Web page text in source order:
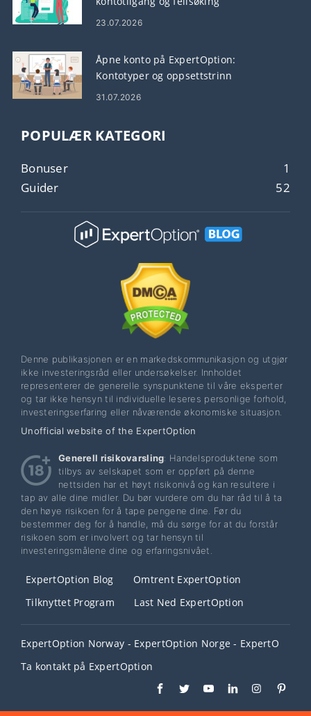
23.07.2026
Åpne konto på ExpertOption:
Kontotyper og oppsettstrinn
31.07.2026
POPULÆR KATEGORI
Bonuser
1
Guider
52
Denne publikasjonen er en markedskommunikasjon og utgjør
ikke investeringsråd eller undersøkelser. Innholdet
representerer de generelle synspunktene til våre eksperter
og tar ikke hensyn til individuelle leseres personlige forhold,
investeringserfaring eller nåværende økonomiske situasjon.
Unofficial website of the ExpertOption
Generell risikovarsling: Handelsproduktene som
tilbys av selskapet som er oppført på denne
nettsiden har et høyt risikonivå og kan resultere i
tap av alle dine midler. Du bør vurdere om du har råd til å ta
den høye risikoen for å tape pengene dine. Før du
bestemmer deg for å handle, må du sørge for at du forstår
risikoen som er involvert og tar hensyn til
investeringsmålene dine og erfaringsnivået.
ExpertOption Blog
Omtrent ExpertOption
Tilknyttet Program
Last Ned ExpertOption
ExpertOption Norway - ExpertOption Norge - ExpertO
Ta kontakt på ExpertOption